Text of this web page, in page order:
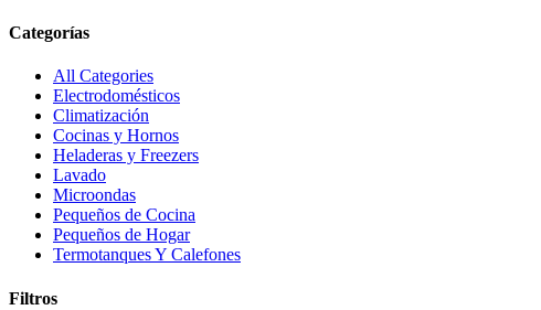
Categorías
All Categories
Electrodomésticos
Climatización
Cocinas y Hornos
Heladeras y Freezers
Lavado
Microondas
Pequeños de Cocina
Pequeños de Hogar
Termotanques Y Calefones
Filtros